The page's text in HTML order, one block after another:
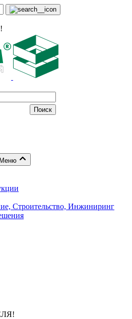
Меню
Строительство, Инжиниринг